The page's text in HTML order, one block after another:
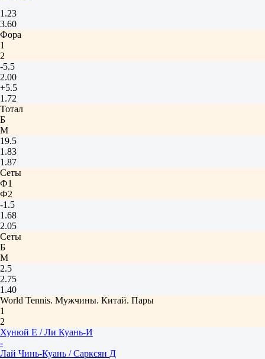
1.23
3.60
Фора
1
2
-5.5
2.00
+5.5
1.72
Тотал
Б
М
19.5
1.83
1.87
Сеты
Ф1
Ф2
-1.5
1.68
2.05
Сеты
Б
М
2.5
2.75
1.40
World Tennis. Мужчины. Китай. Пары
1
2
Хунюй Е / Ли Куань-И
-
Лай Чинь-Куань / Сарксян Д